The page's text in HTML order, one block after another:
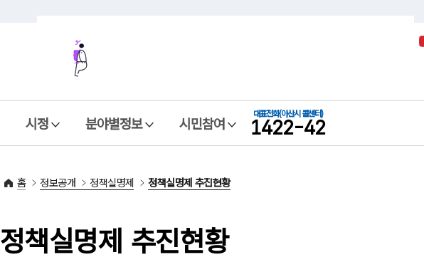
시정 분야별정보 시민참여
대표전화(아산시 콜센터)
1422-42
홈 정보공개 정책실명제 정책실명제 추진현황
정책실명제 추진현황